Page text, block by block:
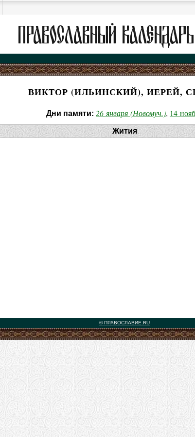
ВИКТОР (ИЛЬИНСКИЙ), ИЕРЕЙ,
Дни памяти: 26 января (Новомуч.), 14
Жития
© ПРАВОСЛАВИЕ.RU